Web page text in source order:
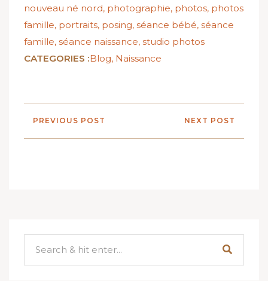
nouveau né nord, photographie, photos, photos
famille, portraits, posing, séance bébé, séance
famille, séance naissance, studio photos
CATEGORIES :Blog, Naissance
PREVIOUS POST NEXT POST